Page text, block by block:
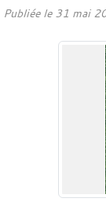
Publiée le 31 mai